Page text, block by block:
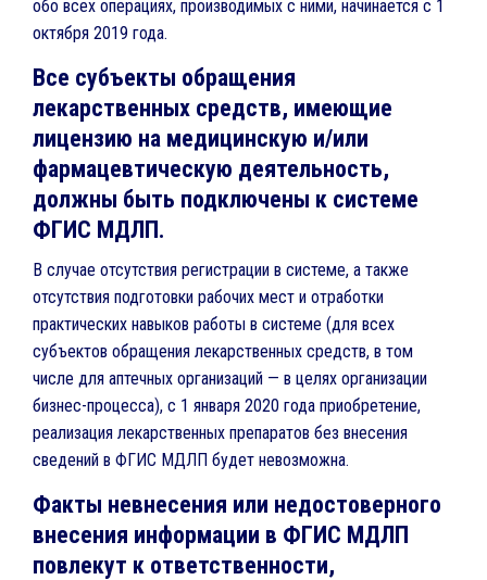
обо всех операциях, производимых с ними, начинается с 1
октября 2019 года.
Все субъекты обращения
лекарственных средств, имеющие
лицензию на медицинскую и/или
фармацевтическую деятельность,
должны быть подключены к системе
ФГИС МДЛП.
В случае отсутствия регистрации в системе, а также
отсутствия подготовки рабочих мест и отработки
практических навыков работы в системе (для всех
субъектов обращения лекарственных средств, в том
числе для аптечных организаций — в целях организации
бизнес-процесса), с 1 января 2020 года приобретение,
реализация лекарственных препаратов без внесения
сведений в ФГИС МДЛП будет невозможна.
Факты невнесения или недостоверного
внесения информации в ФГИС МДЛП
повлекут к ответственности,